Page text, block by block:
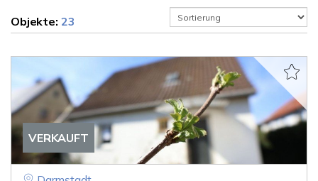
Objekte: 23
VERKAUFT